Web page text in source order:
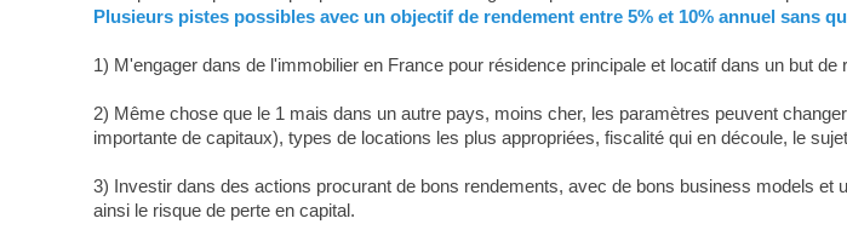
Plusieurs pistes possibles avec un objectif de rendement entre 5% et 10% annuel sans
1) M'engager dans de l'immobilier en France pour résidence principale et locatif dans un but
2) Même chose que le 1 mais dans un autre pays, moins cher, les paramètres peuvent
importante de capitaux), types de locations les plus appropriées, fiscalité qui en découle, le
3) Investir dans des actions procurant de bons rendements, avec de bons business models
ainsi le risque de perte en capital.